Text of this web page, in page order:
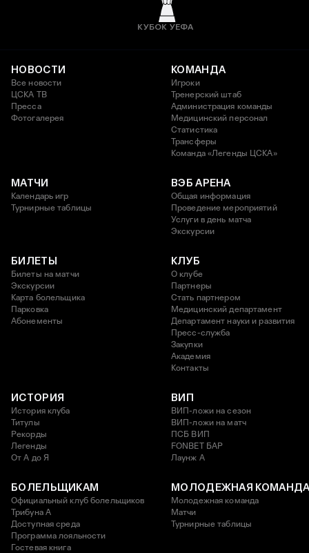
КУБОК УЕФА
НОВОСТИ
Все новости
ЦСКА ТВ
Пресса
Фотогалерея
КОМАНДА
Игроки
Тренерский штаб
Администрация команды
Медицинский персонал
Статистика
Трансферы
Команда «Легенды ЦСКА»
МАТЧИ
Календарь игр
Турнирные таблицы
ВЭБ АРЕНА
Общая информация
Проведение мероприятий
Услуги в день матча
Экскурсии
БИЛЕТЫ
Билеты на матчи
Экскурсии
Карта болельщика
Парковка
Абонементы
КЛУБ
О клубе
Партнеры
Стать партнером
Медицинский департамент
Департамент науки и развития
Пресс-служба
Закупки
Академия
Контакты
ИСТОРИЯ
История клуба
Титулы
Рекорды
Легенды
От А до Я
ВИП
ВИП-ложи на сезон
ВИП-ложи на матч
ПСБ ВИП
FONBET БАР
Лаунж A
БОЛЕЛЬЩИКАМ
Официальный клуб болельщиков
Трибуна А
Доступная среда
Программа лояльности
Гостевая книга
МОЛОДЕЖНАЯ
Молодежная команда
Матчи
Турнирные таблицы